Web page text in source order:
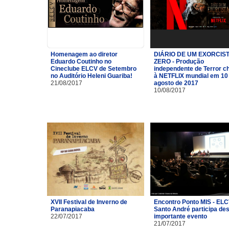
Homenagem ao diretor
Eduardo Coutinho no
Cineclube ELCV de Setembro
no Auditório Heleni Guariba!
21/08/2017
DIÁRIO DE UM
ZERO - Produção
independente de Terror
à NETFLIX mundial em
agosto de 2017
10/08/2017
XVII Festival de Inverno de
Paranapiacaba
22/07/2017
Encontro Ponto MIS -
Santo André participa
importante evento
21/07/2017